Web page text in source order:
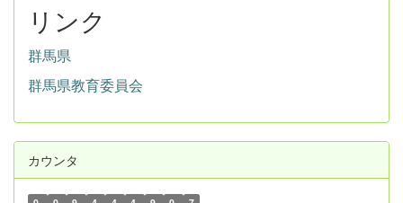
リンク
群馬県
群馬県教育委員会
カウンタ